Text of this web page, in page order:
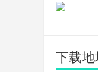
下载地